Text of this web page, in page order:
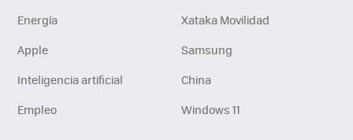
Energía
Xataka Movilidad
Apple
Samsung
Inteligencia artificial
China
Empleo
Windows 11